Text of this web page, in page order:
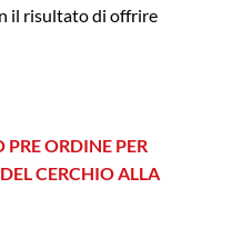
il risultato di offrire
ORDINE PER
CERCHIO ALLA